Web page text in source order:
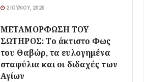
2 ΙΟΥΛΊΟΥ, 2020
ΜΕΤΑΜΟΡΦΩΣΗ ΤΟΥ
ΣΩΤΗΡΟΣ: Το άκτιστο Φως
του Θαβώρ, τα ευλογημένα
σταφύλια και οι διδαχές των
Αγίων